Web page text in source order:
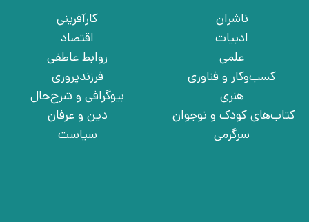
ناشران
ادبیات
علمی
کسب‌وکار و فناوری
هنری
کتاب‌های کودک و نوجوان
سرگرمی
کارآفرینی
اقتصاد
روابط عاطفی
فرزندپروری
بیوگرافی و شرح‌حال
دین و عرفان
سیاست